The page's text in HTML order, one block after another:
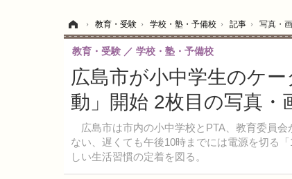
› 教育・受験 › 学校・塾・予備校 › 記事 › 写真・
広島市が小中学生のケ
動」開始 2枚目の写真・
広島市は市内の小中学校とPTA、教育委員会
ない、遅くても午後10時までには電源を切る
しい生活習慣の定着を図る。
教育・受験 学校・塾・予備校